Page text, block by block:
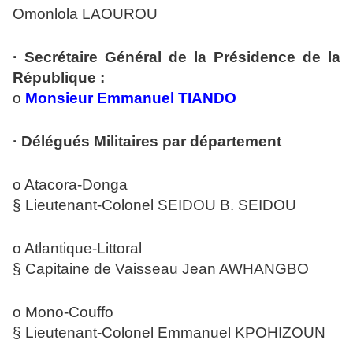
Omonlola LAOUROU
· Secrétaire Général de la Présidence de la
République :
o Monsieur Emmanuel TIANDO
· Délégués Militaires par département
o Atacora-Donga
§ Lieutenant-Colonel SEIDOU B. SEIDOU
o Atlantique-Littoral
§ Capitaine de Vaisseau Jean AWHANGBO
o Mono-Couffo
§ Lieutenant-Colonel Emmanuel KPOHIZOUN